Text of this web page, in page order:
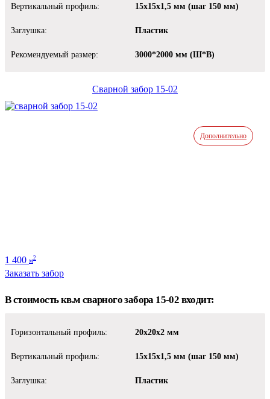
Вертикальный профиль: 15х15х1,5 мм (шаг 150 мм)
Заглушка: Пластик
Рекомендуемый размер: 3000*2000 мм (Ш*В)
Сварной забор 15-02
1 400 м2
Заказать забор
В стоимость кв.м сварного забора 15-02 входит:
Горизонтальный профиль: 20х20х2 мм
Вертикальный профиль: 15х15х1,5 мм (шаг 150 мм)
Заглушка: Пластик
Дополнительно